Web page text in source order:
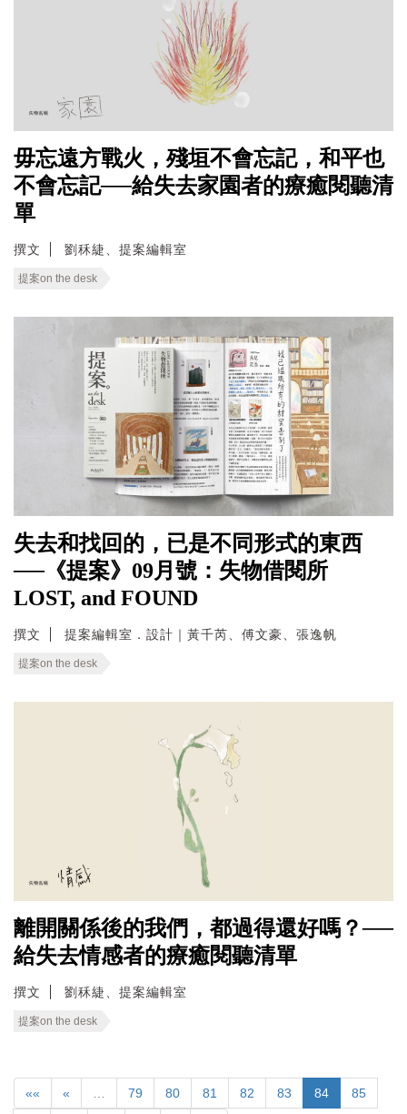
毋忘遠方戰火，殘垣不會忘記，和平也
不會忘記──給失去家園者的療癒閱聽清
單
撰文 劉秝緁、提案編輯室
提案on the desk
失去和找回的，已是不同形式的東西
──《提案》09月號：失物借閱所
LOST, and FOUND
撰文 提案編輯室．設計｜黃千芮、傅文豪、張逸帆
提案on the desk
離開關係後的我們，都過得還好嗎？──
給失去情感者的療癒閱聽清單
撰文 劉秝緁、提案編輯室
提案on the desk
«« « 79 80 81 82 83 84 85